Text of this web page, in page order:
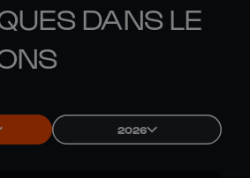
DANS LE
2026